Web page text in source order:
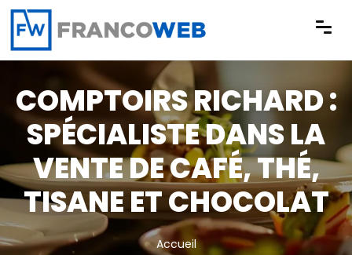
Panneau de gestion des cookies
COMPTOIRS RICHARD :
SPÉCIALISTE DANS LA
VENTE DE CAFÉ, THÉ,
TISANE ET CHOCOLAT
Accueil